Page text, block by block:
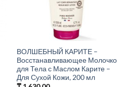
ВОЛШЕБНЫЙ КАРИТЕ –
Восстанавливающее Молочко
для Тела с Маслом Карите –
Для Сухой Кожи, 200 мл